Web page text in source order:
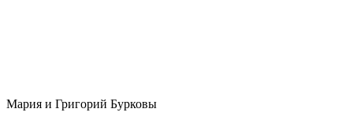
Мария и Григорий Бурковы